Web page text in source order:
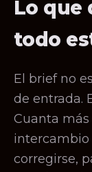
Lo que
todo
El brief no
de entrada.
Cuanta
corregirse,